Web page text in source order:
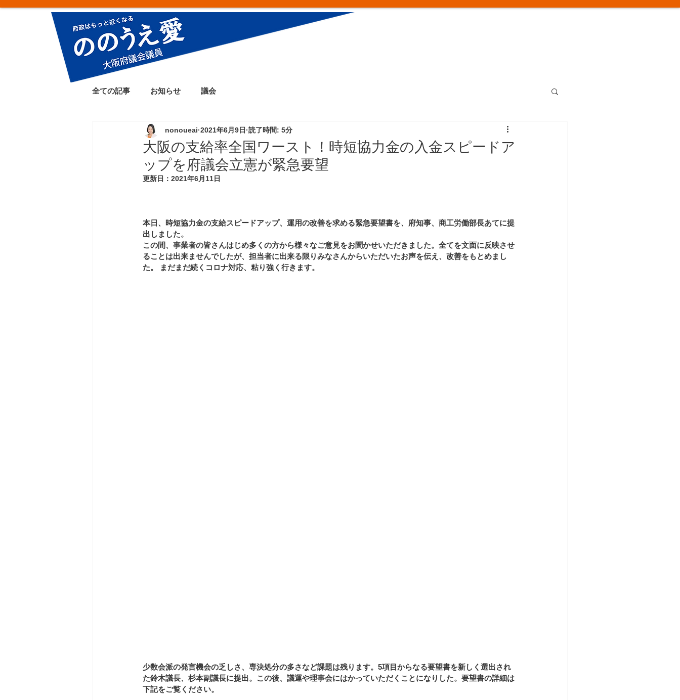
全ての記事 お知らせ 議会
大阪の支給率全国ワースト！時短協力金の入金スピードア
ップを府議会立憲が緊急要望
nonoueai 2021年6月9日 読了時間: 5分
更新日： 2021年6月11日
本日、時短協力金の支給スピードアップ、運用の改善を求める緊急要望書を、府知事、商工労働部長あてに提
出しました。
この間、事業者の皆さんはじめ多くの方から様々なご意見をお聞かせいただきました。全てを文面に反映させ
ることは出来ませんでしたが、担当者に出来る限りみなさんからいただいたお声を伝え、改善をもとめまし
た。 まだまだ続くコロナ対応、粘り強く行きます。
少数会派の発言機会の乏しさ、専決処分の多さなど課題は残ります。5項目からなる要望書を新しく選出され
た鈴木議長、杉本副議長に提出。この後、議運や理事会にはかっていただくことになりした。要望書の詳細は
下記をご覧ください。